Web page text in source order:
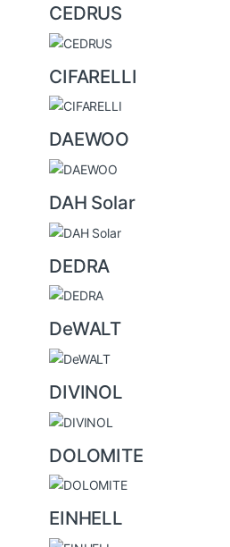
CEDRUS
CIFARELLI
DAEWOO
DAH Solar
DEDRA
DeWALT
DIVINOL
DOLOMITE
EINHELL